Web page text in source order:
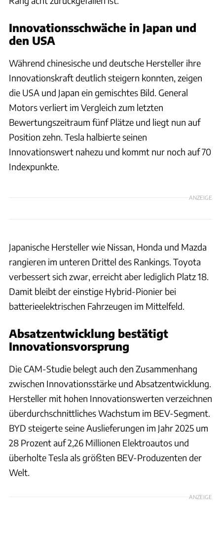
Innovationsschwäche in Japan und
den USA
Während chinesische und deutsche Hersteller ihre
Innovationskraft deutlich steigern konnten, zeigen
die USA und Japan ein gemischtes Bild. General
Motors verliert im Vergleich zum letzten
Bewertungszeitraum fünf Plätze und liegt nun auf
Position zehn. Tesla halbierte seinen
Innovationswert nahezu und kommt nur noch auf 70
Indexpunkte.
ANZEIGE
Japanische Hersteller wie Nissan, Honda und Mazda
rangieren im unteren Drittel des Rankings. Toyota
verbessert sich zwar, erreicht aber lediglich Platz 18.
Damit bleibt der einstige Hybrid-Pionier bei
batterieelektrischen Fahrzeugen im Mittelfeld.
Absatzentwicklung bestätigt
Innovationsvorsprung
Die CAM-Studie belegt auch den Zusammenhang
zwischen Innovationsstärke und Absatzentwicklung.
Hersteller mit hohen Innovationswerten verzeichnen
überdurchschnittliches Wachstum im BEV-Segment.
BYD steigerte seine Auslieferungen im Jahr 2025 um
28 Prozent auf 2,26 Millionen Elektroautos und
überholte Tesla als größten BEV-Produzenten der
Welt.
ANZEIGE